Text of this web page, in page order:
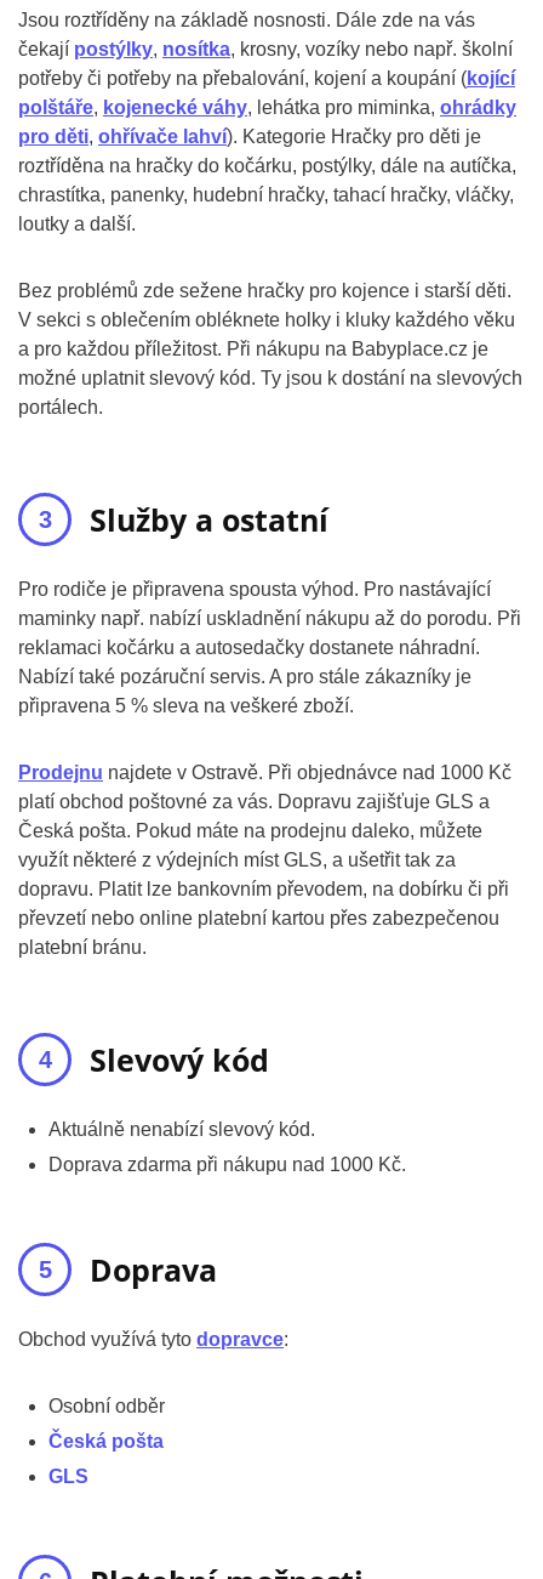
Jsou roztříděny na základě nosnosti. Dále zde na vás
čekají postýlky, nosítka, krosny, vozíky nebo např. školní
potřeby či potřeby na přebalování, kojení a koupání (kojící
polštáře, kojenecké váhy, lehátka pro miminka, ohrádky
pro děti, ohřívače lahví). Kategorie Hračky pro děti je
roztříděna na hračky do kočárku, postýlky, dále na autíčka,
chrastítka, panenky, hudební hračky, tahací hračky, vláčky,
loutky a další.
Bez problémů zde sežene hračky pro kojence i starší děti.
V sekci s oblečením obléknete holky i kluky každého věku
a pro každou příležitost. Při nákupu na Babyplace.cz je
možné uplatnit slevový kód. Ty jsou k dostání na slevových
portálech.
Služby a ostatní
Pro rodiče je připravena spousta výhod. Pro nastávající
maminky např. nabízí uskladnění nákupu až do porodu. Při
reklamaci kočárku a autosedačky dostanete náhradní.
Nabízí také pozáruční servis. A pro stále zákazníky je
připravena 5 % sleva na veškeré zboží.
Prodejnu najdete v Ostravě. Při objednávce nad 1000 Kč
platí obchod poštovné za vás. Dopravu zajišťuje GLS a
Česká pošta. Pokud máte na prodejnu daleko, můžete
využít některé z výdejních míst GLS, a ušetřit tak za
dopravu. Platit lze bankovním převodem, na dobírku či při
převzetí nebo online platební kartou přes zabezpečenou
platební bránu.
Slevový kód
Aktuálně nenabízí slevový kód.
Doprava zdarma při nákupu nad 1000 Kč.
Doprava
Obchod využívá tyto dopravce:
Osobní odběr
Česká pošta
GLS